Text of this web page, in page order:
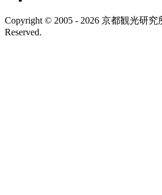
Copyright © 2005 - 2026 京都観光研
Reserved.